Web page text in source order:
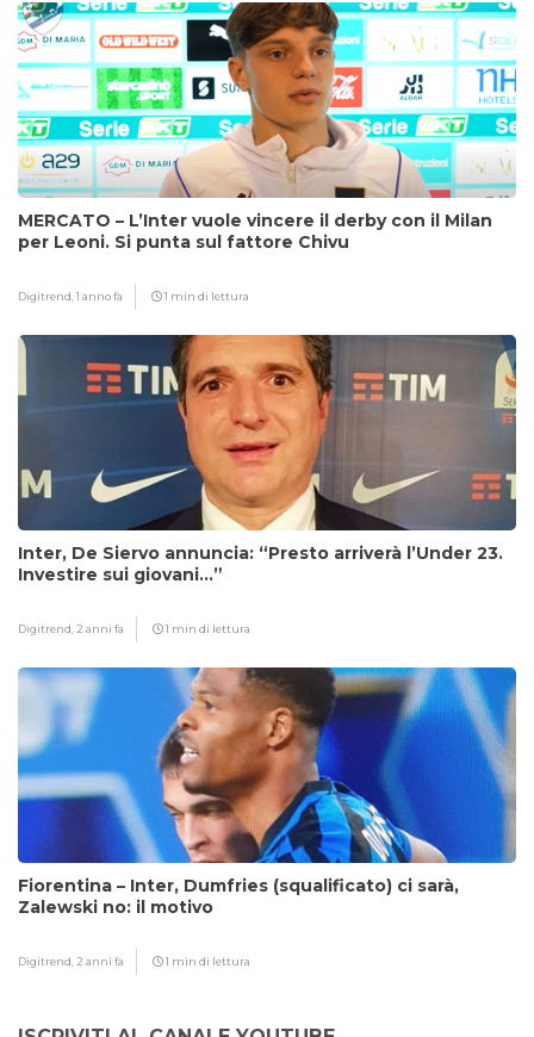
MERCATO – L’Inter vuole vincere il derby con il Milan
per Leoni. Si punta sul fattore Chivu
Digitrend,1 anno fa 1 min di lettura
Inter, De Siervo annuncia: “Presto arriverà l’Under 23.
Investire sui giovani…”
Digitrend, 2 anni fa 1 min di lettura
Fiorentina – Inter, Dumfries (squalificato) ci sarà,
Zalewski no: il motivo
Digitrend, 2 anni fa 1 min di lettura